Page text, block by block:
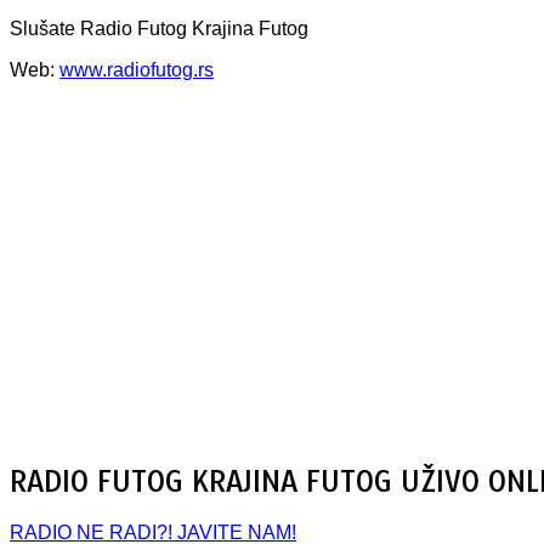
Slušate Radio Futog Krajina Futog
Web: www.radiofutog.rs
RADIO FUTOG KRAJINA FUTOG UŽIVO
RADIO NE RADI?! JAVITE NAM!